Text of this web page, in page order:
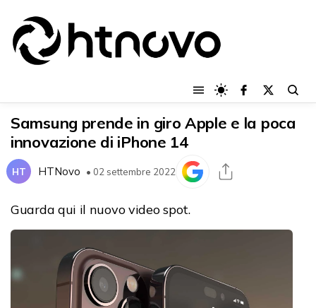
Samsung prende in giro Apple e la poca
innovazione di iPhone 14
HT HTNovo • 02 settembre 2022
Guarda qui il nuovo video spot.